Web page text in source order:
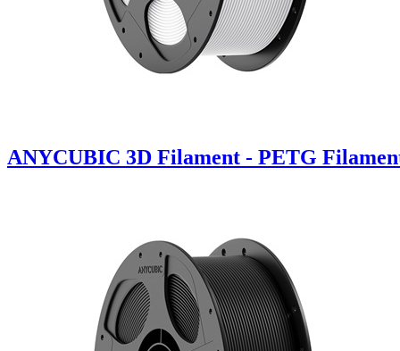
ANYCUBIC 3D Filament - PETG